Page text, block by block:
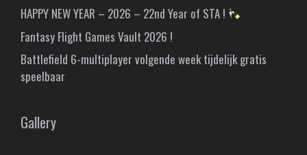
HAPPY NEW YEAR – 2026 – 22nd Year of STA !
Fantasy Flight Games Vault 2026 !
Battlefield 6-multiplayer volgende week tijdelijk gratis
speelbaar
Gallery